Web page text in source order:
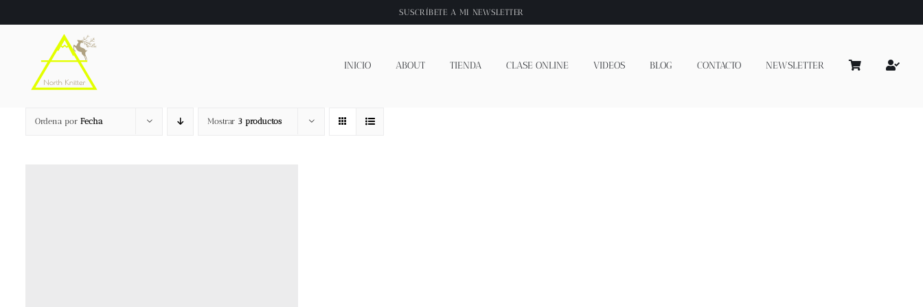
al
SUSCRÍBETE A MI NEWSLETTER
INICIO ABOUT TIENDA CLASE ONLINE VIDEOS BLOG CONTACTO NEWSLETTER
Ordena por Fecha Mostrar 3 productos